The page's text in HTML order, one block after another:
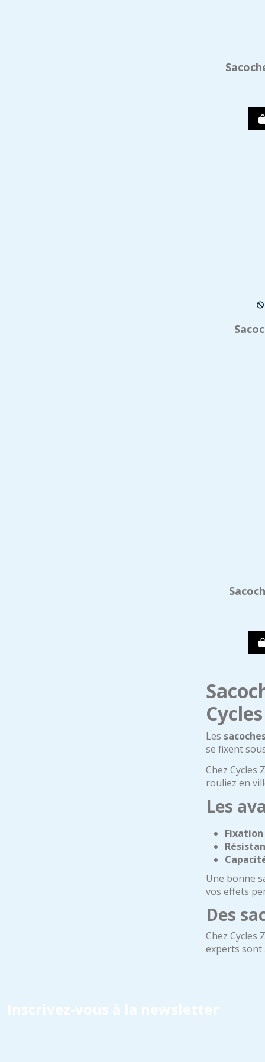
Les
se fixent
Chez Cycles
rouliez en
Les
Fixation
Une bonne
vos effets
Des
Chez Cycles
experts sont
Inscrivez-vous à la newsletter